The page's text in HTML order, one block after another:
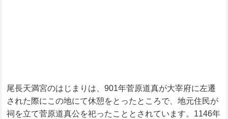
尾長天満宮のはじまりは、901年菅原道真が大宰府に左遷
された際にこの地にて休憩をとったところで、地元住民が
祠を立て菅原道真公を祀ったこととされています。1146年